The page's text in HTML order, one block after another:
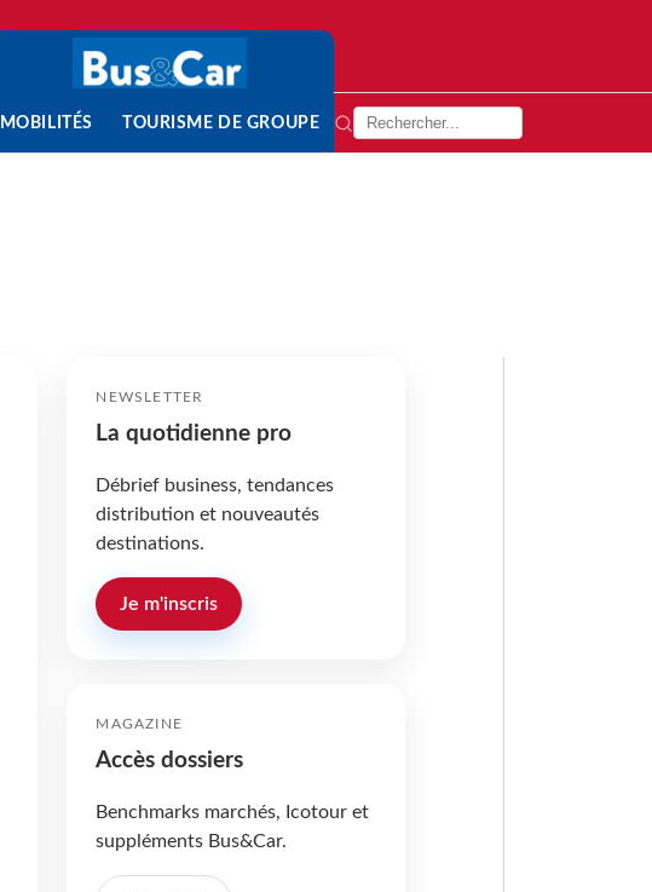
MOBILITÉS TOURISME DE GROUPE
NEWSLETTER
La quotidienne pro
Débrief business, tendances
distribution et nouveautés
destinations.
Je m'inscris
MAGAZINE
Accès dossiers
Benchmarks marchés, Icotour et
suppléments Bus&Car.